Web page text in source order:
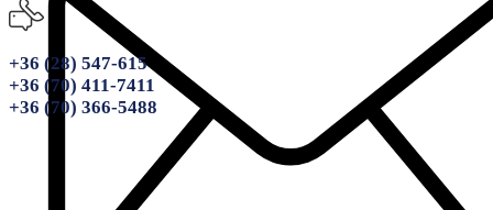
+36 (28) 547-615
+36 (70) 411-7411
+36 (70) 366-5488